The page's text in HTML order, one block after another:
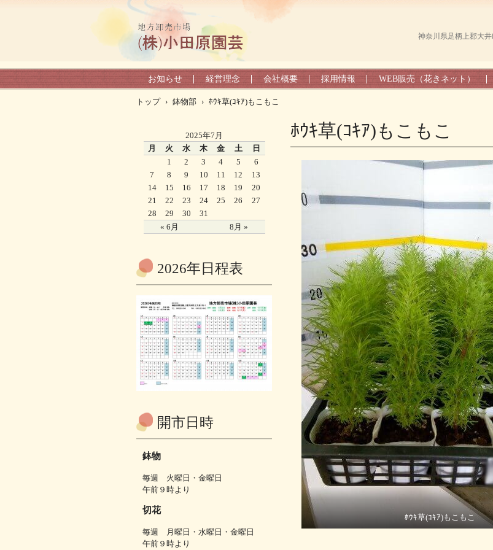
神奈川県足柄上郡大
お知らせ 経営理念 会社概要 採用情報 WEB販売（花きネット）
トップ › 鉢物部 › ﾎｳｷ草(ｺｷｱ)もこもこ
ﾎｳｷ草(ｺｷｱ)もこもこ
ﾎｳｷ草(ｺｷｱ)もこもこ
2025年7月
月
火 水 木 金 土 日
« 6月 8月 »
1 2 3 4 5
6
7
8 9 10 11 12
13
14
15 16 17 18 19
20
21
22 23 24 25 26
27
28
29 30 31
2026年日程表
開市日時
鉢物
毎週 火曜日・金曜日
午前９時より
切花
毎週 月曜日・水曜日・金曜日
午前９時より